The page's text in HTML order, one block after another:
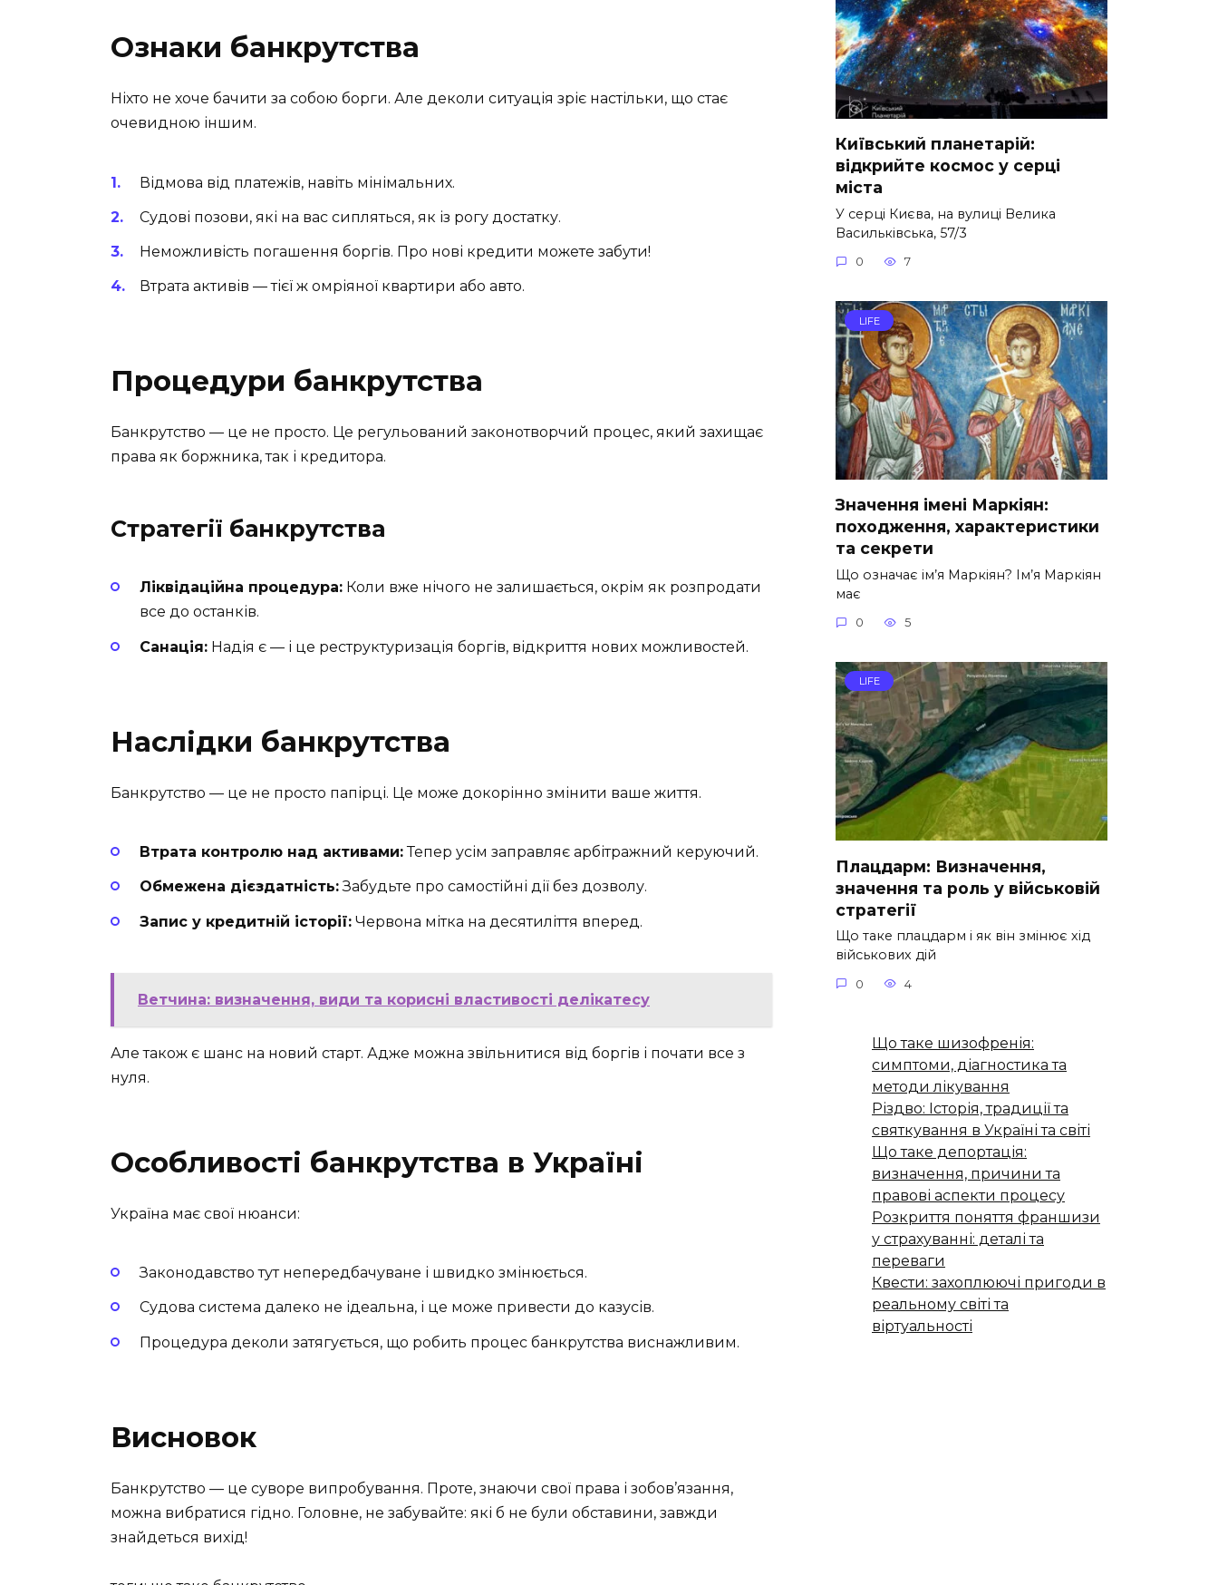
Ознаки банкрутства
Ніхто не хоче бачити за собою борги. Але деколи ситуація зріє настільки, що стає
очевидною іншим.
Відмова від платежів, навіть мінімальних.
Судові позови, які на вас сипляться, як із рогу достатку.
Неможливість погашення боргів. Про нові кредити можете забути!
Втрата активів — тієї ж омріяної квартири або авто.
Процедури банкрутства
Банкрутство — це не просто. Це регульований законотворчий процес, який захищає
права як боржника, так і кредитора.
Стратегії банкрутства
Ліквідаційна процедура: Коли вже нічого не залишається, окрім як розпродати
все до останків.
Санація: Надія є — і це реструктуризація боргів, відкриття нових можливостей.
Наслідки банкрутства
Банкрутство — це не просто папірці. Це може докорінно змінити ваше життя.
Втрата контролю над активами:Тепер усім заправляє арбітражний керуючий.
Обмежена дієздатність:Забудьте про самостійні дії без дозволу.
Запис у кредитній історії: Червона мітка на десятиліття вперед.
Ветчина: визначення, види та корисні властивості делікатесу
Але також є шанс на новий старт. Адже можна звільнитися від боргів і почати все з
нуля.
Особливості банкрутства в Україні
Україна має свої нюанси:
Законодавство тут непередбачуване і швидко змінюється.
Судова система далеко не ідеальна, і це може привести до казусів.
Процедура деколи затягується, що робить процес банкрутства виснажливим.
Висновок
Банкрутство — це суворе випробування. Проте, знаючи свої права і зобов’язання,
можна вибратися гідно. Головне, не забувайте: які б не були обставини, завжди
знайдеться вихід!
Київський планетарій:
відкрийте космос у серці
міста
У серці Києва, на вулиці Велика
Васильківська, 57/3
0 7
LIFE
Значення імені Маркіян:
походження, характеристики
та секрети
Що означає ім’я Маркіян? Ім’я Маркіян
має
0 5
LIFE
Плацдарм: Визначення,
значення та роль у військовій
стратегії
Що таке плацдарм і як він змінює хід
військових дій
0 4
Що таке шизофренія:
симптоми, діагностика та
методи лікування
Різдво: Історія, традиції та
святкування в Україні та світі
Що таке депортація:
визначення, причини та
правові аспекти процесу
Розкриття поняття франшизи
у страхуванні: деталі та
переваги
Квести: захоплюючі пригоди в
реальному світі та
віртуальності